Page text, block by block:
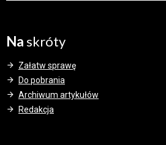
Naskróty
Załatw sprawę
Do pobrania
Archiwum artykułów
Redakcja